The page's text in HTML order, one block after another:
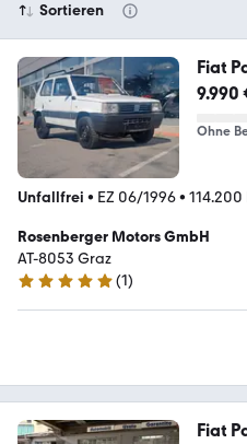
Sortieren
Fiat
9.990
Ohne
Unfallfrei • EZ 06/1996• 114.200
Rosenberger Motors GmbH
AT-8053 Graz
5 Sterne
(1)
Fiat